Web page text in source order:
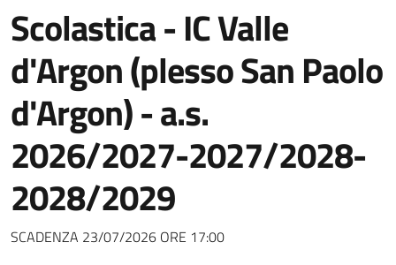
Scolastica - IC Valle
d'Argon (plesso San Paolo
d'Argon) - a.s.
2026/2027-2027/2028-
2028/2029
Dettagli della notizia
SCADENZA 23/07/2026 ORE 17:00